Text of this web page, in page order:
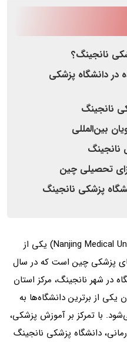
نانجینگ؟
در دانشگاه پزشکی
نانجینگ
بین‌المللی
نانجینگ
تحصیلی چین
پزشکی نانجینگ
(Nanjing Medical University) یکی از
پزشکی چین است که در سال
در شهر نانجینگ، مرکز استان
از برترین دانشگاه‌ها به
با تمرکز بر آموزش پزشکی،
دانشگاه پزشکی نانجینگ